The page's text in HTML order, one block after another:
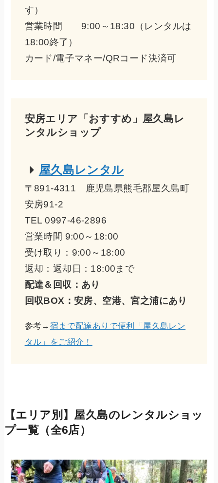
す）
営業時間 9:00～18:30（レンタルは
18:00終了）
カード/電子マネー/QRコード決済可
安房エリア「おすすめ」屋久島レ
ンタルショップ
屋久島レンタル
〒891-4311 鹿児島県熊毛郡屋久島町
安房91-2
TEL 0997-46-2896
営業時間 9:00～18:00
受け取り：9:00～18:00
返却：返却日：18:00まで
配達＆回収：あり
回収BOX：安房、空港、宮之浦にあり
参考→ 宿まで配達ありで便利「屋久島レン
タル」をご紹介！
【エリア別】屋久島のレンタルショッ
プ一覧（全6店）